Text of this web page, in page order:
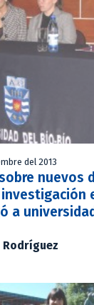
del 2013
nuevos
a